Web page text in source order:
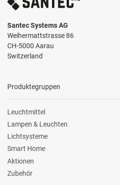
Santec Systems AG
Weihermattstrasse 86
CH-5000 Aarau
Switzerland
Produktegruppen
Leuchtmittel
Lampen & Leuchten
Lichtsysteme
Smart Home
Aktionen
Zubehör